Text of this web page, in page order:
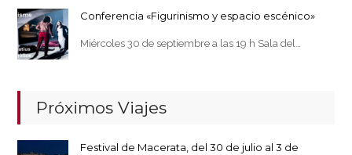
Conferencia «Figurinismo y espacio escénico»
Miércoles 30 de septiembre a las 19 h Sala del…
Próximos Viajes
Festival de Macerata, del 30 de julio al 3 de